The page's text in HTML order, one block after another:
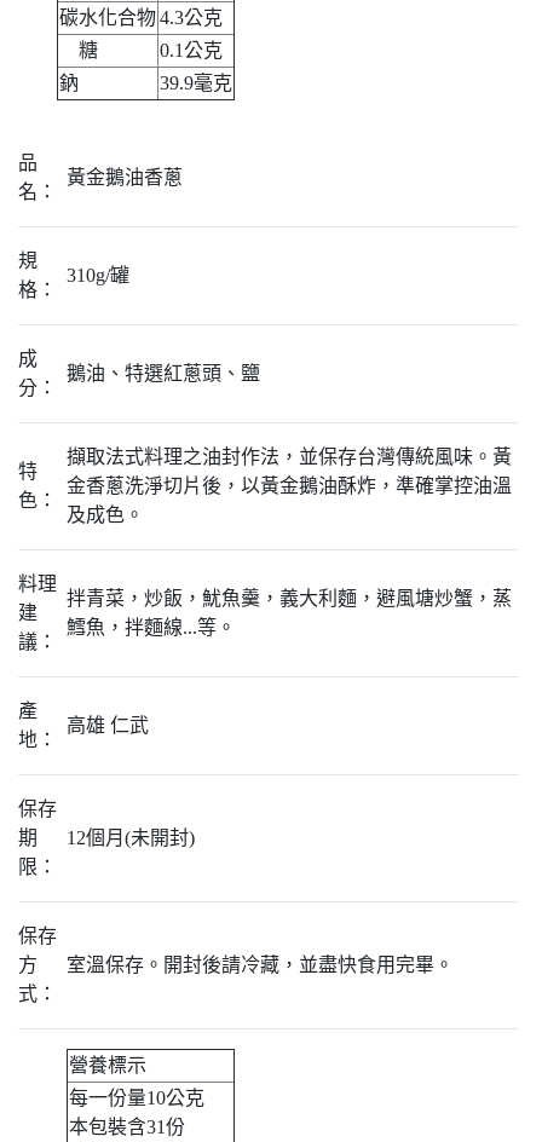
碳水化合物4.3公克
糖
0.1公克
鈉
39.9毫克
品
名：
黃金鵝油香蔥
規
格：
310g/罐
成
分：
鵝油、特選紅蔥頭、鹽
特
色：
擷取法式料理之油封作法，並保存台灣傳統風味。黃
金香蔥洗淨切片後，以黃金鵝油酥炸，準確掌控油溫
及成色。
料理
建
議：
拌青菜，炒飯，魷魚羹，義大利麵，避風塘炒蟹，蒸
鱈魚，拌麵線...等。
產
地：
高雄 仁武
保存
期
限：
12個月(未開封)
保存
方
式：
室溫保存。開封後請冷藏，並盡快食用完畢。
營養標示
每一份量10公克
本包裝含31份